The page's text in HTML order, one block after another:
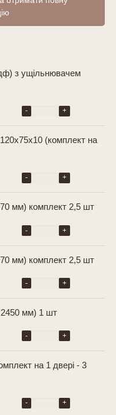
з ущільнювачем
- +
(комплект на
- +
мм) комплект 2,5 шт
- +
мм) комплект 2,5 шт
- +
мм) 1 шт
- +
на 1 двері - 3
- +